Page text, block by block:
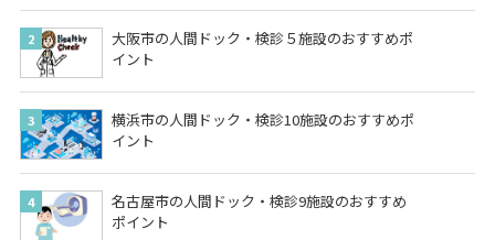
大阪市の人間ドック・検診５施設のおすすめポ
イント
横浜市の人間ドック・検診10施設のおすすめポ
イント
名古屋市の人間ドック・検診9施設のおすすめ
ポイント